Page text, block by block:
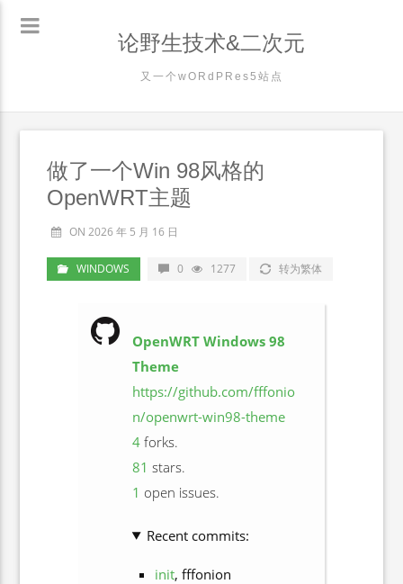
论野生技术&二次元
又一个wORdPRes5站点
做了一个Win 98风格的
OpenWRT主题
ON 2026 年 5 月 16 日
WINDOWS 0 1277 转为繁体
OpenWRT Windows 98
Theme
https://github.com/fffonio
n/openwrt-win98-theme
4forks.
81 stars.
1 open issues.
Recent commits:
init, fffonion